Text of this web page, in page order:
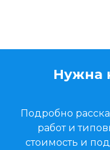
Нужна
Подробно
работ и
стоимость и